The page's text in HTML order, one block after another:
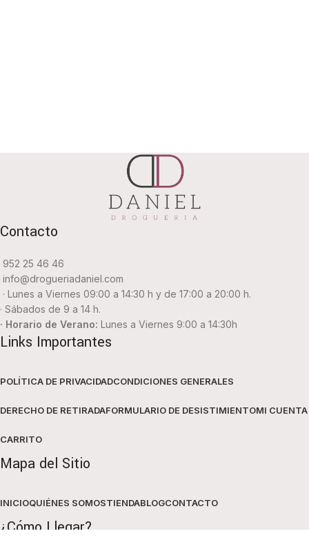
Contacto
952 25 46 46
info@drogueriadaniel.com
· Lunes a Viernes 09:00 a 14:30 h y de 17:00 a 20:00 h.
· Sábados de 9 a 14 h.
· Horario de Verano: Lunes a Viernes 9:00 a 14:30h
Links Importantes
POLÍTICA DE PRIVACIDADCONDICIONES GENERALES
DERECHO DE RETIRADAFORMULARIO DE DESISTIMIENTOMI CUENTA
CARRITO
Mapa del Sitio
INICIOQUIÉNES SOMOSTIENDABLOGCONTACTO
¿Cómo Llegar?